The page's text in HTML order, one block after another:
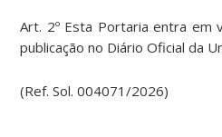
Art. 2º Esta Portaria entra em
publicação no Diário Oficial da
(Ref. Sol. 004071/2026)